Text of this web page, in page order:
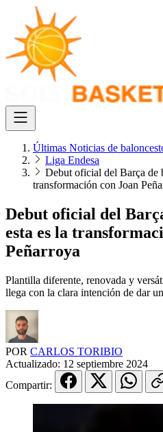
Últimas Noticias de
Liga Endesa
Debut oficial del Barça de
transformación con Joan
Debut oficial del
esta es la
Peñarroya
Plantilla diferente, renovada y
llega con la clara intención de dar
POR CARLOS TORIBIO
Actualizado: 12 septiembre 2024
Compartir: